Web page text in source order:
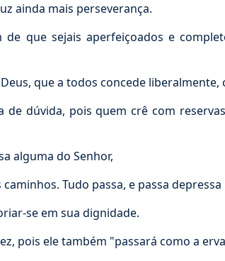
ainda mais perseverança.
que sejais aperfeiçoados e
que a todos concede liberalmente,
dúvida, pois quem crê com
alguma do Senhor,
Tudo passa, e passa depressa
se em sua dignidade.
pois ele também "passará como a